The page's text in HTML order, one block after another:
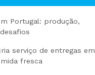
Portugal: produção,
serviço de entregas em
fresca